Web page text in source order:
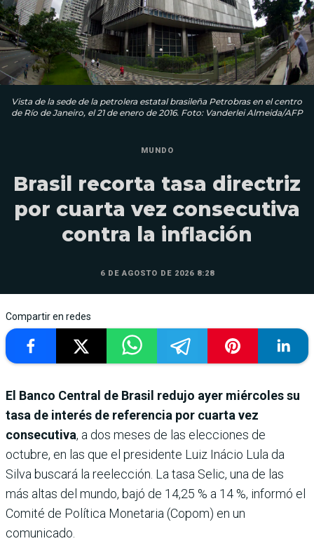
Vista de la sede de la petrolera estatal brasileña Petrobras en el centro
de Río de Janeiro, el 21 de enero de 2016. Foto: Vanderlei Almeida/AFP
MUNDO
Brasil recorta tasa directriz
por cuarta vez consecutiva
contra la inflación
6 DE AGOSTO DE 2026 8:28
Compartir en redes
El Banco Central de Brasil redujo ayer miércoles su
tasa de interés de referencia por cuarta vez
consecutiva, a dos meses de las elecciones de
octubre, en las que el presidente Luiz Inácio Lula da
Silva buscará la reelección. La tasa Selic, una de las
más altas del mundo, bajó de 14,25 % a 14 %, informó el
Comité de Política Monetaria (Copom) en un
comunicado.